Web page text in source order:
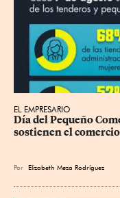
EL EMPRESARIO
Día del Pequeño
sostienen el
Por Elizabeth Meza Rodríguez